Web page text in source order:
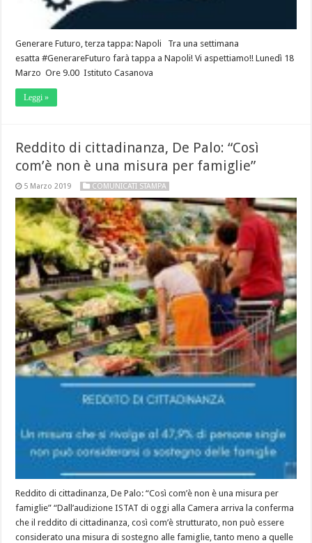
Generare Futuro, terza tappa: Napoli Tra una settimana
esatta #GenerareFuturo farà tappa a Napoli! Vi aspettiamo!! Lunedì 18
Marzo Ore 9.00 Istituto Casanova
Leggi »
Reddito di cittadinanza, De Palo: “Così
com’è non è una misura per famiglie”
5 Marzo 2019 COMUNICATI STAMPA
Reddito di cittadinanza, De Palo: “Così com’è non è una misura per
famiglie” “Dall’audizione ISTAT di oggi alla Camera arriva la conferma
che il reddito di cittadinanza, così com’è strutturato, non può essere
considerato una misura di sostegno alle famiglie, tanto meno a quelle